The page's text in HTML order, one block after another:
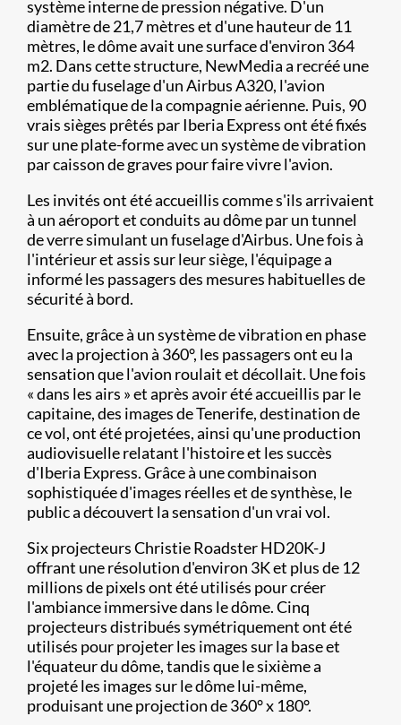
système interne de pression négative. D'un
diamètre de 21,7 mètres et d'une hauteur de 11
mètres, le dôme avait une surface d'environ 364
m2. Dans cette structure, NewMedia a recréé une
partie du fuselage d'un Airbus A320, l'avion
emblématique de la compagnie aérienne. Puis, 90
vrais sièges prêtés par Iberia Express ont été fixés
sur une plate-forme avec un système de vibration
par caisson de graves pour faire vivre l'avion.
Les invités ont été accueillis comme s'ils arrivaient
à un aéroport et conduits au dôme par un tunnel
de verre simulant un fuselage d'Airbus. Une fois à
l'intérieur et assis sur leur siège, l'équipage a
informé les passagers des mesures habituelles de
sécurité à bord.
Ensuite, grâce à un système de vibration en phase
avec la projection à 360°, les passagers ont eu la
sensation que l'avion roulait et décollait. Une fois
« dans les airs » et après avoir été accueillis par le
capitaine, des images de Tenerife, destination de
ce vol, ont été projetées, ainsi qu'une production
audiovisuelle relatant l'histoire et les succès
d'Iberia Express. Grâce à une combinaison
sophistiquée d'images réelles et de synthèse, le
public a découvert la sensation d'un vrai vol.
Six projecteurs Christie Roadster HD20K-J
offrant une résolution d'environ 3K et plus de 12
millions de pixels ont été utilisés pour créer
l'ambiance immersive dans le dôme. Cinq
projecteurs distribués symétriquement ont été
utilisés pour projeter les images sur la base et
l'équateur du dôme, tandis que le sixième a
projeté les images sur le dôme lui-même,
produisant une projection de 360° x 180°.